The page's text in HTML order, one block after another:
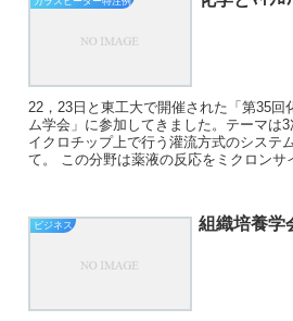
22，23日と東工大で開催された「第35回
ム学会」に参加してきました。テーマは
イクロチップ上で行う灌流方式のシステ
て。 この分野は薬液の反応をミクロンサ
ビジネス 組織培養学